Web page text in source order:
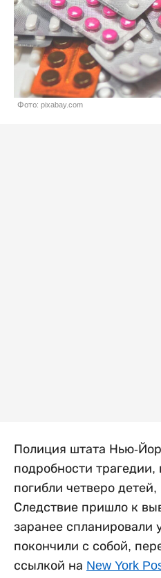
Фото: pixabay.com
Полиция штата Нью-
подробности трагедии,
погибли четверо
Следствие пришло к
заранее спланировали
покончили с собой,
ссылкой на New York